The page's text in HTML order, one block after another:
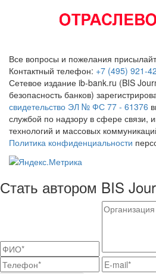
Все вопросы и пожелания
Контактный телефон: +7 (495) 921-
Сетевое издание ib-bank.ru (BIS
безопасность банков)
свидетельство ЭЛ № ФС 77 - 61376
службой по надзору в сфере связи,
технологий и массовых
Политика конфиденциальности
Стать автором BIS